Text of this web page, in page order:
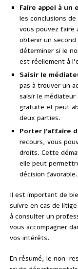
Faire appel à
les conclusions
vous pouvez faire
obtenir un
déterminer si le
est réellement à
Saisir le
pas à trouver un
saisir le
gratuite et peut
deux parties.
Porter l’affaire
recours, vous
droits. Cette
elle peut
décision favorable.
Il est important de
suivre en cas de
à consulter un
vous accompagner
vos intérêts.
En résumé, le non-